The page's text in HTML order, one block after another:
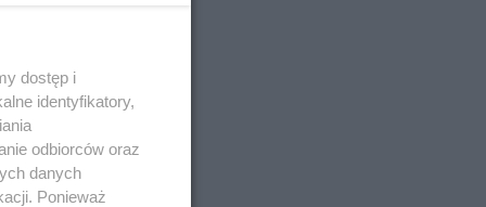
dostęp i
identyfikatory,
odbiorców oraz
danych
Ponieważ